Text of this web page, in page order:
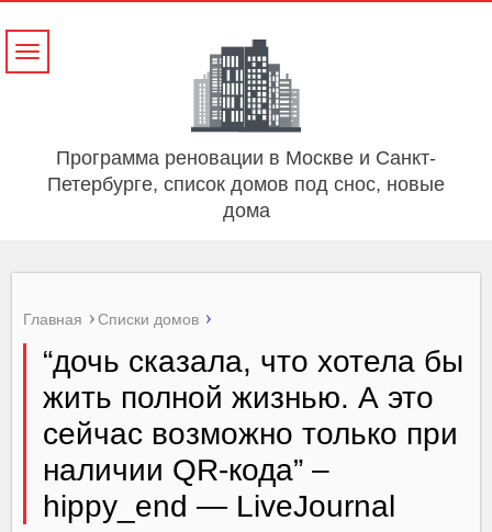
Программа реновации в Москве и Санкт-
Петербурге, список домов под снос, новые
дома
Навигация
Главная Списки домов
“дочь сказала, что хотела бы
жить полной жизнью. А это
сейчас возможно только при
наличии QR-кода” –
hippy_end — LiveJournal